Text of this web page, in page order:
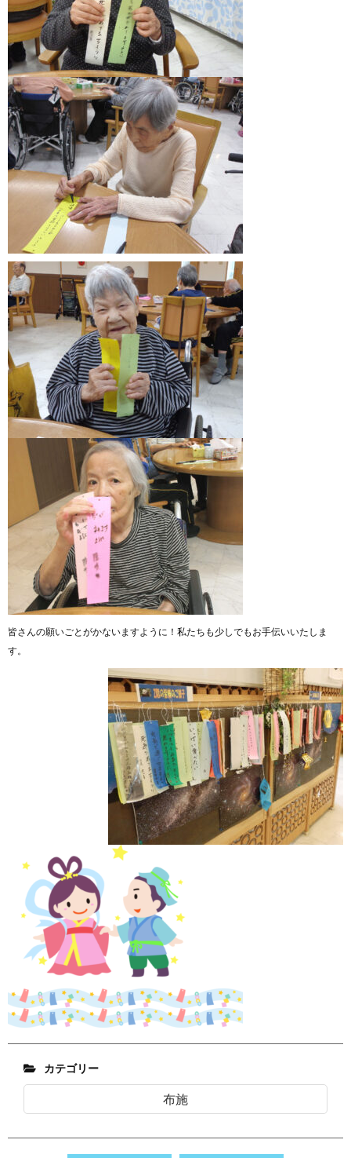
皆さんの願いごとがかないますように！私たちも少しでもお手伝いいたしま
す。
カテゴリー
布施